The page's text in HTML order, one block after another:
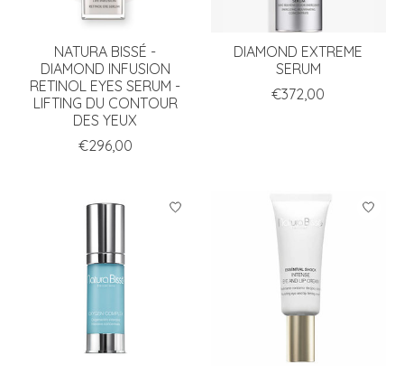
NATURA BISSÉ -
DIAMOND INFUSION
RETINOL EYES SERUM -
LIFTING DU CONTOUR
DES YEUX
€296,00
DIAMOND EXTREME
SERUM
€372,00